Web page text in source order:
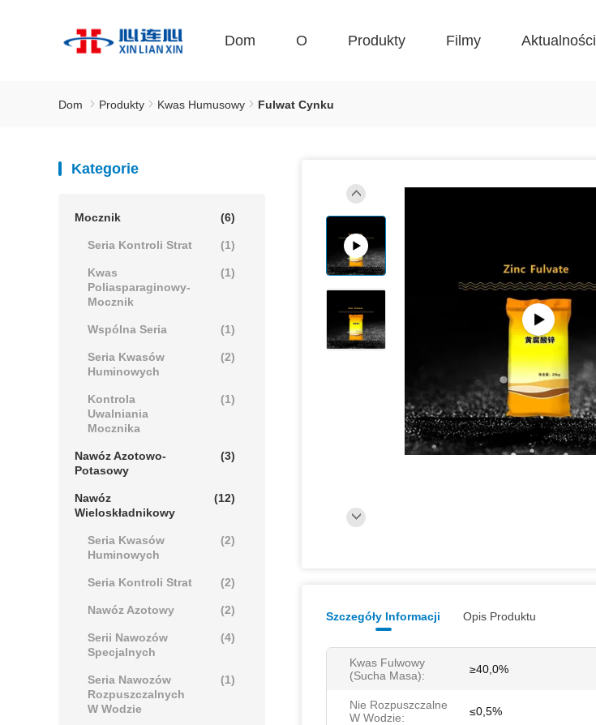
Dom O Produkty Filmy Aktualności
Dom Produkty Kwas Humusowy Fulwat Cynku
Kategorie
Mocznik (6)
Seria Kontroli Strat (1)
Kwas
Poliasparaginowy-
Mocznik
(1)
Wspólna Seria (1)
Seria Kwasów
Huminowych
(2)
Kontrola
Uwalniania
Mocznika
(1)
Nawóz Azotowo-
Potasowy
(3)
Nawóz
Wieloskładnikowy
(12)
Seria Kwasów
Huminowych
(2)
Seria Kontroli Strat (2)
Nawóz Azotowy (2)
Serii Nawozów
Specjalnych
(4)
Seria Nawozów
Rozpuszczalnych
W Wodzie
(1)
Szczegóły Informacji Opis Produktu
Kwas Fulwowy
(sucha Masa):
≥40,0%
Nie Rozpuszczalne
W Wodzie:
≤0,5%